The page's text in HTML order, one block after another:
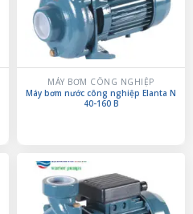
MÁY BƠM CÔNG NGHIỆP
Máy bơm nước công nghiệp Elanta N
40-160 B